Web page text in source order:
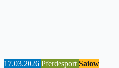
17.03.2026 Pferdesport Satow